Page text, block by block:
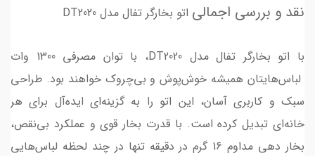
نقد و بررسی اجمالی اتو بخارگر تفال مدل DT2020
با اتو بخارگر تفال مدل DT2020، با توان مصرفی 1300 وات
لباس‌هایتان همیشه خوش‌پوش و بی‌چروک خواهند بود. طراحی
سبک و کاربری آسان، این اتو را به گزینه‌ای ایده‌آل برای هر
خانه‌ای تبدیل کرده است. با قدرت بخار قوی و عملکرد بی‌نقص،
بخار دهی مداوم 16 گرم در دقیقه تنها در چند لحظه لباس‌هایی